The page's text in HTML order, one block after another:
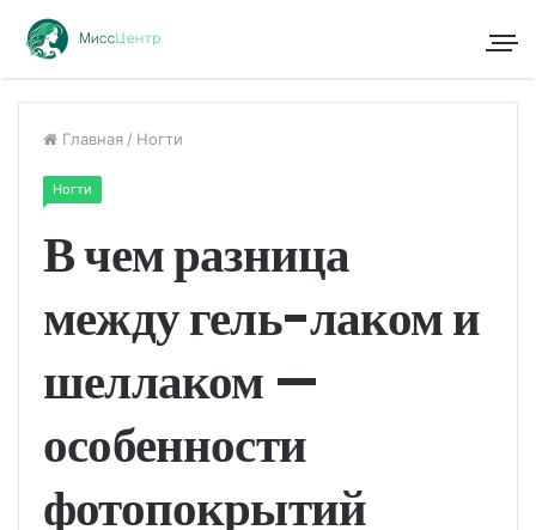
Главная / Ногти
Ногти
В чем разница
между гель-лаком и
шеллаком —
особенности
фотопокрытий